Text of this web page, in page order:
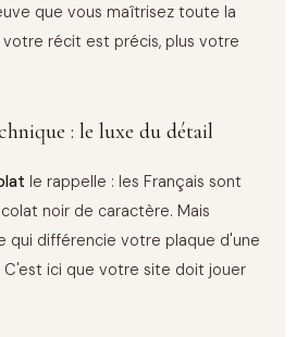
que vous maîtrisez toute la
votre récit est précis, plus votre
: le luxe du détail
le rappelle : les Français sont
noir de caractère. Mais
qui différencie votre plaque d'une
ici que votre site doit jouer